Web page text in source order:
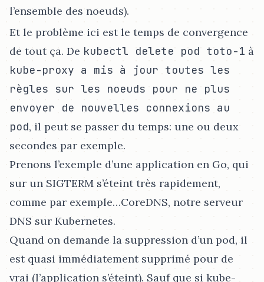
l’ensemble des noeuds).
Et le problème ici est le temps de convergence
de tout ça. De kubectl delete pod toto-1 à
kube-proxy a mis à jour toutes les
règles sur les noeuds pour ne plus
envoyer de nouvelles connexions au
pod, il peut se passer du temps: une ou deux
secondes par exemple.
Prenons l’exemple d’une application en Go, qui
sur un SIGTERM s’éteint très rapidement,
comme par exemple…​CoreDNS, notre serveur
DNS sur Kubernetes.
Quand on demande la suppression d’un pod, il
est quasi immédiatement supprimé pour de
vrai (l’application s’éteint). Sauf que si kube-